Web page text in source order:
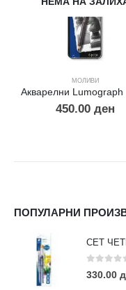
МОЛИВИ
450.00 ден
ПОПУЛАРНИ
СЕТ
0 out of 5
330.00